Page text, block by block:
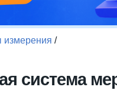
измерения /
система